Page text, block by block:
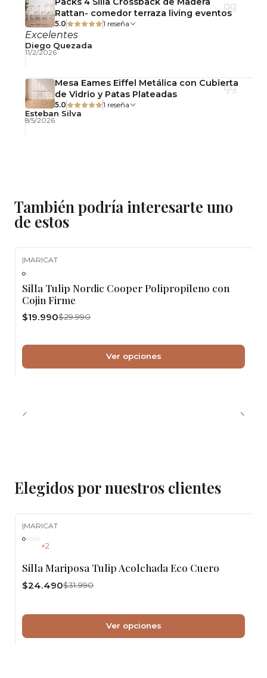
Rattan- comedor terraza living eventos
5.0 1 reseña
Excelentes
Diego Quezada
11/2/2026
Mesa Eames Eiffel Metálica con Cubierta
de Vidrio y Patas Plateadas
5.0 1 reseña
Esteban Silva
8/5/2026
También podría interesarte uno
de estos
|MARICAT
Silla Tulip Nordic Cooper Polipropileno con
Cojin Firme
$19.990$29.990
Ver opciones
Elegidos por nuestros clientes
|MARICAT
+2
Silla Mariposa Tulip Acolchada Eco Cuero
$24.490$31.990
Ver opciones